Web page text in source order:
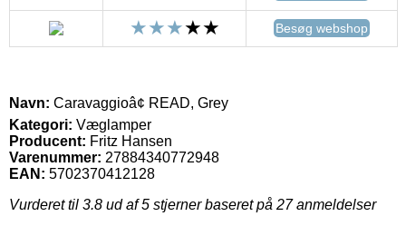
Besøg webshop
Navn: Caravaggioâ¢ READ, Grey
Kategori: Væglamper
Producent: Fritz Hansen
Varenummer: 27884340772948
EAN: 5702370412128
Vurderet til 3.8 ud af 5 stjerner baseret på 27anmeldelser